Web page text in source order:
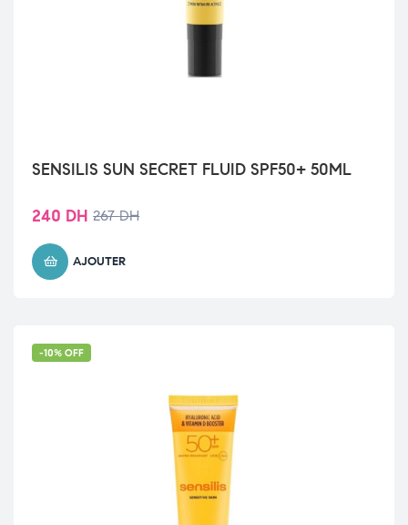
SENSILIS SUN SECRET FLUID SPF50+ 50ML
267DH
240 DH
AJOUTER
-10% OFF